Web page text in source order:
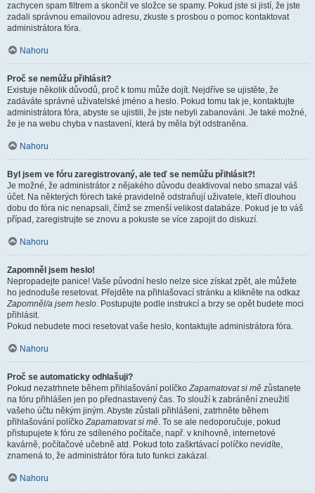
zachycen spam filtrem a skončil ve složce se spamy. Pokud jste si jistí, že jste
zadali správnou emailovou adresu, zkuste s prosbou o pomoc kontaktovat
administrátora fóra.
Nahoru
Proč se nemůžu přihlásit?
Existuje několik důvodů, proč k tomu může dojít. Nejdříve se ujistěte, že
zadáváte správné uživatelské jméno a heslo. Pokud tomu tak je, kontaktujte
administrátora fóra, abyste se ujistili, že jste nebyli zabanováni. Je také možné,
že je na webu chyba v nastavení, která by měla být odstraněna.
Nahoru
Byl jsem ve fóru zaregistrovaný, ale teď se nemůžu přihlásit?!
Je možné, že administrátor z nějakého důvodu deaktivoval nebo smazal váš
účet. Na některých fórech také pravidelně odstraňují uživatele, kteří dlouhou
dobu do fóra nic nenapsali, čímž se zmenší velikost databáze. Pokud je to váš
případ, zaregistrujte se znovu a pokuste se více zapojit do diskuzí.
Nahoru
Zapomněl jsem heslo!
Nepropadejte panice! Vaše původní heslo nelze sice získat zpět, ale můžete
ho jednoduše resetovat. Přejděte na přihlašovací stránku a klikněte na odkaz
Zapomněl/a jsem heslo. Postupujte podle instrukcí a brzy se opět budete moci
přihlásit.
Pokud nebudete moci resetovat vaše heslo, kontaktujte administrátora fóra.
Nahoru
Proč se automaticky odhlašuji?
Pokud nezatrhnete během přihlašování políčkoZapamatovat si mě zůstanete
na fóru přihlášen jen po přednastavený čas. To slouží k zabránění zneužití
vašeho účtu někým jiným. Abyste zůstali přihlášeni, zatrhněte během
přihlašování políčkoZapamatovat si mě. To se ale nedoporučuje, pokud
přistupujete k fóru ze sdíleného počítače, např. v knihovně, internetové
kavárně, počítačové učebně atd. Pokud toto zaškrtávací políčko nevidíte,
znamená to, že administrátor fóra tuto funkci zakázal.
Nahoru